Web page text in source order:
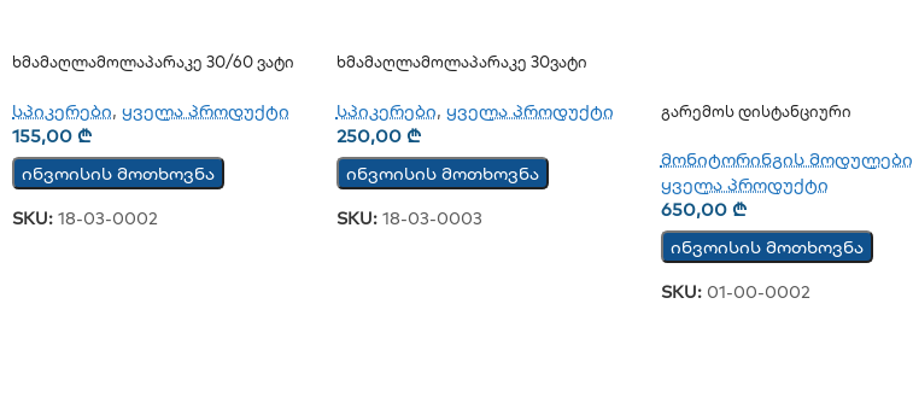
Ხმამაღლამოლაპარაკე 30/60 Ვატი
სპიკერები, ყველა პროდუქტი
155,00 ₾
ინვოისის მოთხოვნა
SKU: 18-03-0002
Ხმამაღლამოლაპარაკე 30ვატი
სპიკერები, ყველა პროდუქტი
250,00 ₾
ინვოისის მოთხოვნა
SKU: 18-03-0003
Გარემოს Დისტანციური
მონიტორინგის მოდულები
ყველა პროდუქტი
650,00 ₾
ინვოისის მოთხოვნა
SKU: 01-00-0002